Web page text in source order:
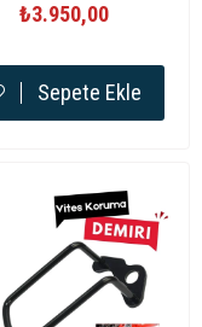
₺3.950,00
Sepete Ekle